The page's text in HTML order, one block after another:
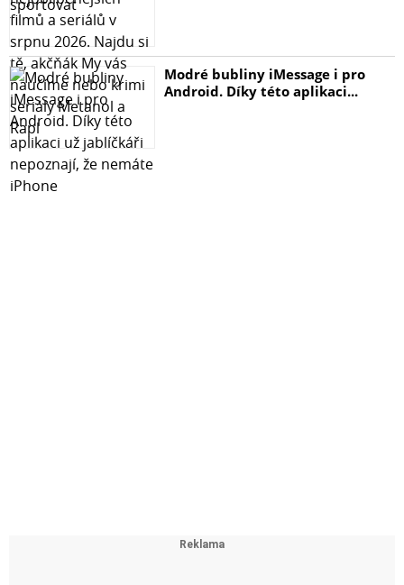
Modré bubliny iMessage i pro
Android. Díky této aplikaci...